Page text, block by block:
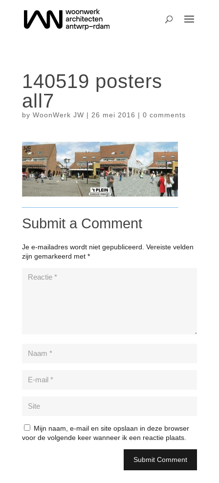
140519 posters
all7
by WoonWerk JW | 26 mei 2016 | 0 comments
Submit a Comment
Je e-mailadres wordt niet gepubliceerd. Vereiste velden
zijn gemarkeerd met *
Mijn naam, e-mail en site opslaan in deze browser
voor de volgende keer wanneer ik een reactie plaats.